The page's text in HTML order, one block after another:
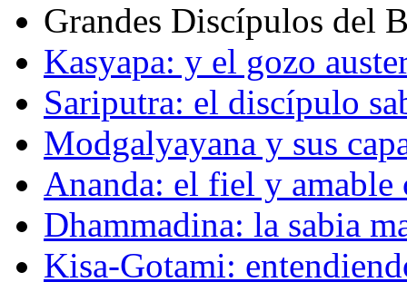
Grandes Discípulos del
Kasyapa: y el gozo
Sariputra: el discípulo
Modgalyayana y sus
Ananda: el fiel y amable
Dhammadina: la sabia
Kisa-Gotami: